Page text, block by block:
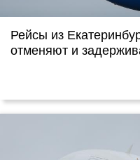
Рейсы из
отменяют и